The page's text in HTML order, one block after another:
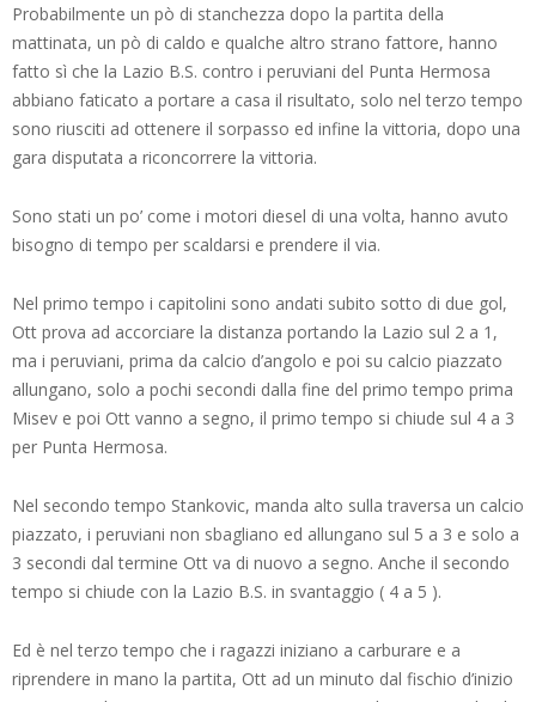
Probabilmente un pò di stanchezza dopo la partita della
mattinata, un pò di caldo e qualche altro strano fattore, hanno
fatto sì che la Lazio B.S. contro i peruviani del Punta Hermosa
abbiano faticato a portare a casa il risultato, solo nel terzo tempo
sono riusciti ad ottenere il sorpasso ed infine la vittoria, dopo una
gara disputata a riconcorrere la vittoria.
Sono stati un po’ come i motori diesel di una volta, hanno avuto
bisogno di tempo per scaldarsi e prendere il via.
Nel primo tempo i capitolini sono andati subito sotto di due gol,
Ott prova ad accorciare la distanza portando la Lazio sul 2 a 1,
ma i peruviani, prima da calcio d’angolo e poi su calcio piazzato
allungano, solo a pochi secondi dalla fine del primo tempo prima
Misev e poi Ott vanno a segno, il primo tempo si chiude sul 4 a 3
per Punta Hermosa.
Nel secondo tempo Stankovic, manda alto sulla traversa un calcio
piazzato, i peruviani non sbagliano ed allungano sul 5 a 3 e solo a
3 secondi dal termine Ott va di nuovo a segno. Anche il secondo
tempo si chiude con la Lazio B.S. in svantaggio ( 4 a 5 ).
Ed è nel terzo tempo che i ragazzi iniziano a carburare e a
riprendere in mano la partita, Ott ad un minuto dal fischio d’inizio